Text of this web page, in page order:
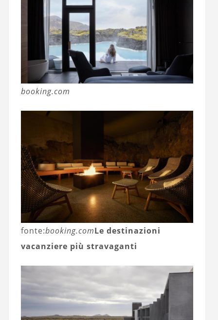
booking.com
fonte:booking.comLe destinazioni
vacanziere più stravaganti